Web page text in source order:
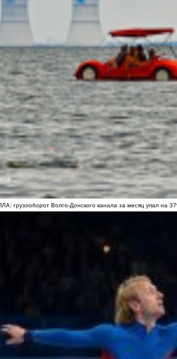
грузооборот Волго-Донского канала за месяц упал на